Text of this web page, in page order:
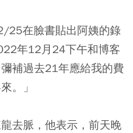
25在臉書貼出阿姨的錄
年12月24下午和博客
補過去21年應給我的費
。」
去脈，他表示，前天晚